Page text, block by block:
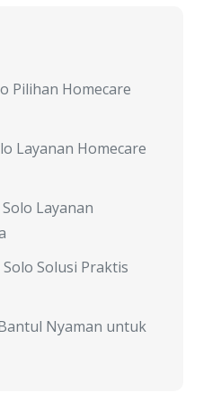
Pilihan Homecare
Layanan Homecare
Layanan
Solusi Praktis
Nyaman untuk